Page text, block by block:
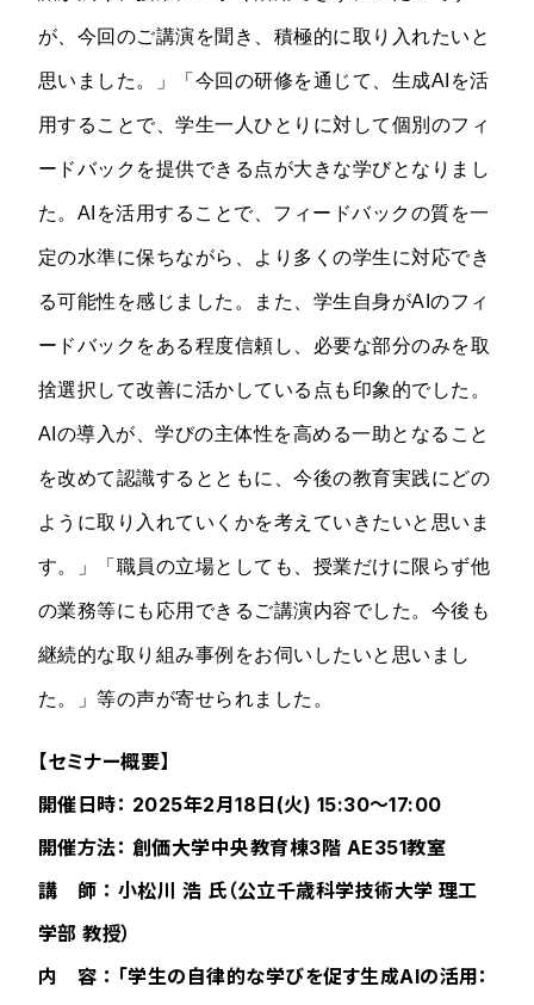
が、今回のご講演を聞き、積極的に取り入れたいと
思いました。」「今回の研修を通じて、生成AIを活
用することで、学生一人ひとりに対して個別のフィ
ードバックを提供できる点が大きな学びとなりまし
た。AIを活用することで、フィードバックの質を一
定の水準に保ちながら、より多くの学生に対応でき
る可能性を感じました。また、学生自身がAIのフィ
ードバックをある程度信頼し、必要な部分のみを取
捨選択して改善に活かしている点も印象的でした。
AIの導入が、学びの主体性を高める一助となること
を改めて認識するとともに、今後の教育実践にどの
ように取り入れていくかを考えていきたいと思いま
す。」「職員の立場としても、授業だけに限らず他
の業務等にも応用できるご講演内容でした。今後も
継続的な取り組み事例をお伺いしたいと思いまし
た。」等の声が寄せられました。
【セミナー概要】
開催日時： 2025年2月18日(火) 15:30～17:00
開催方法： 創価大学中央教育棟3階 AE351教室
講 師 ： 小松川 浩 氏（公立千歳科学技術大学 理工
学部 教授）
内 容 ： 「学生の自律的な学びを促す生成AIの活用：